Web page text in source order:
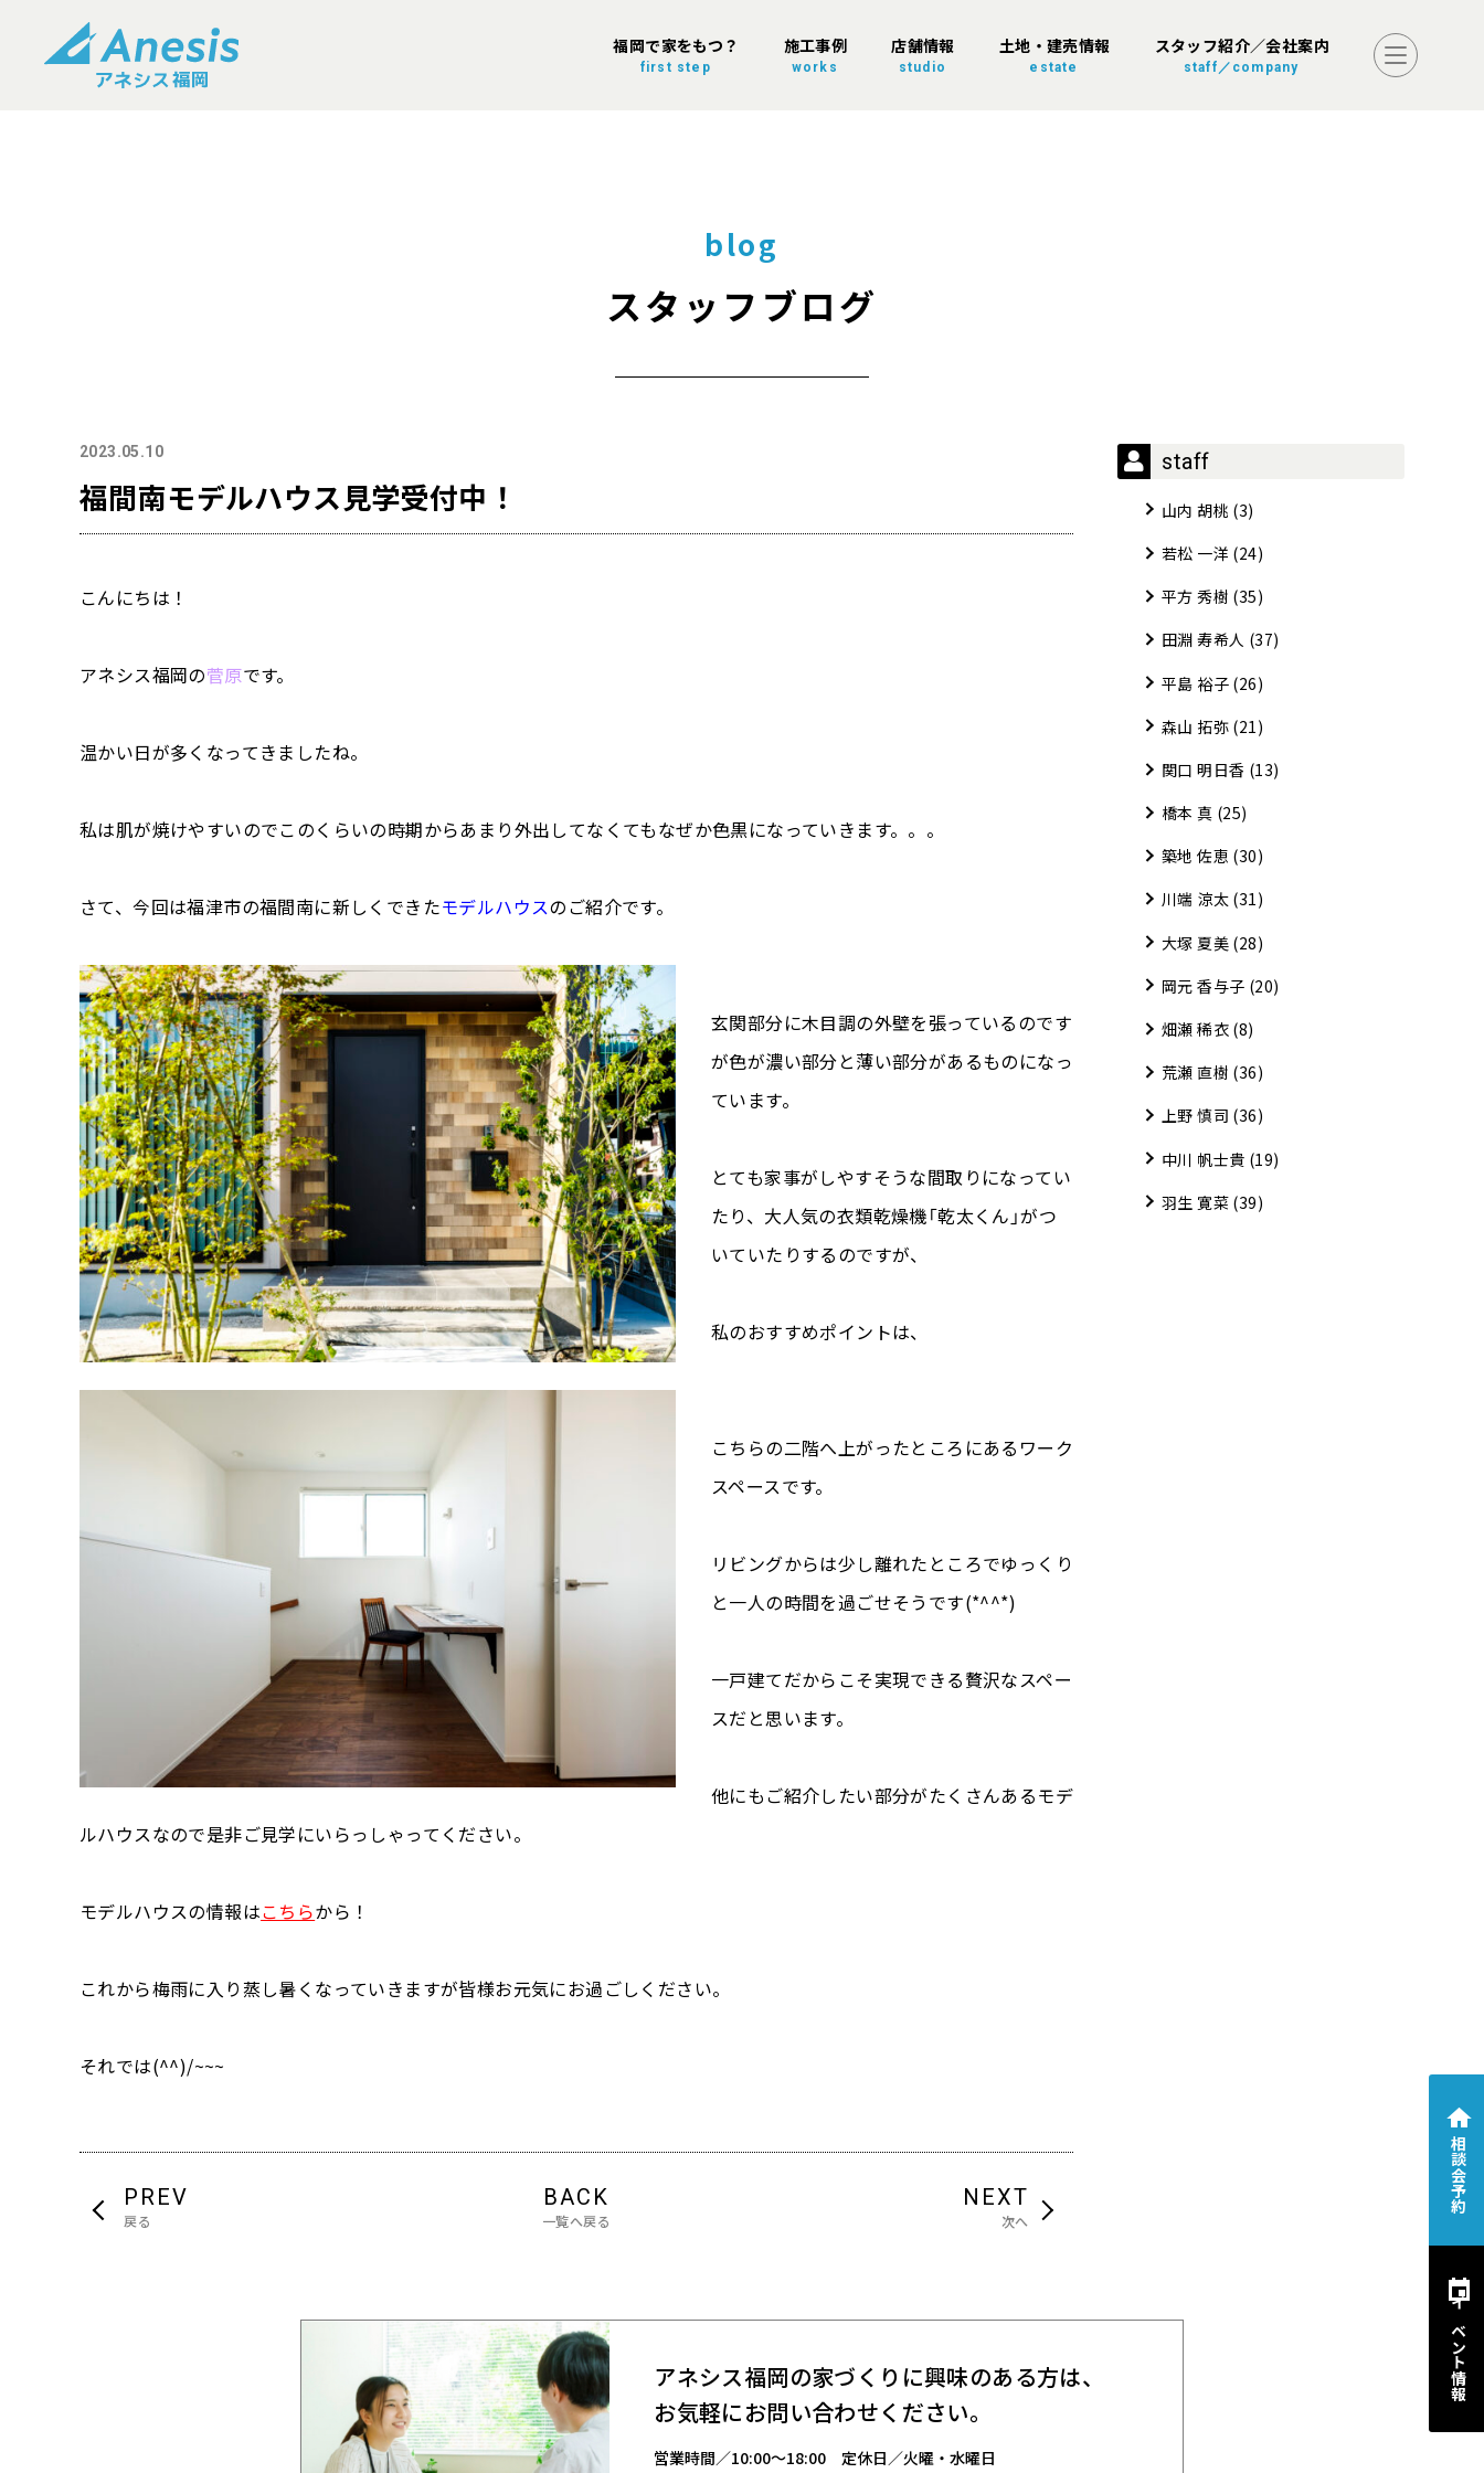
福岡で家をもつ？
first step
施工事例
works
店舗情報
studio
土地・建売情報
estate
スタッフ紹介／会社案内
staff／company
blog
スタッフブログ
2023.05.10
福間南モデルハウス見学受付中！
こんにちは！
アネシス福岡の菅原です。
温かい日が多くなってきましたね。
私は肌が焼けやすいのでこのくらいの時期からあまり外出してなくてもなぜか色黒になっていきます。。。
さて、今回は福津市の福間南に新しくできたモデルハウスのご紹介です。
玄関部分に木目調の外壁を張っているのです
が色が濃い部分と薄い部分があるものになっ
ています。
とても家事がしやすそうな間取りになってい
たり、大人気の衣類乾燥機「乾太くん」がつ
いていたりするのですが、
私のおすすめポイントは、
こちらの二階へ上がったところにあるワーク
スペースです。
リビングからは少し離れたところでゆっくり
と一人の時間を過ごせそうです(*^^*)
一戸建てだからこそ実現できる贅沢なスペー
スだと思います。
他にもご紹介したい部分がたくさんあるモデ
ルハウスなので是非ご見学にいらっしゃってください。
モデルハウスの情報はこちらから！
これから梅雨に入り蒸し暑くなっていきますが皆様お元気にお過ごしください。
それでは(^^)/~~~
PREV
戻る
BACK
一覧へ戻る
NEXT
次へ
staff
山内 胡桃 (3)
若松 一洋 (24)
平方 秀樹 (35)
田淵 寿希人 (37)
平島 裕子 (26)
森山 拓弥 (21)
関口 明日香 (13)
橋本 真 (25)
築地 佐恵 (30)
川端 涼太 (31)
大塚 夏美 (28)
岡元 香与子 (20)
畑瀬 稀衣 (8)
荒瀬 直樹 (36)
上野 慎司 (36)
中川 帆士貴 (19)
羽生 寛菜 (39)
アネシス福岡の家づくりに興味のある方は、
お気軽にお問い合わせください。
営業時間／10:00～18:00 定休日／火曜・水曜日
相談会予約
イベント情報